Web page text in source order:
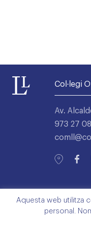
Col·legi
Av.
973 27 08
Aquesta web utilitza
personal.